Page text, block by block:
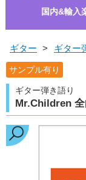
国内&輸入
ギター > ギター
サンプル有り
ギター弾き語り
Mr.Children 全